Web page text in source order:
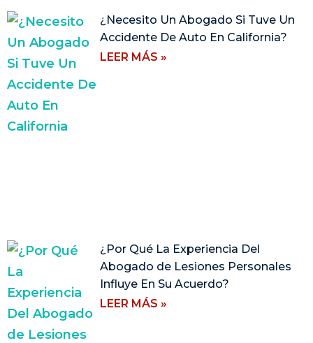
¿Necesito Un Abogado Si Tuve Un
Accidente De Auto En California?
LEER MÁS »
¿Por Qué La Experiencia Del
Abogado de Lesiones Personales
Influye En Su Acuerdo?
LEER MÁS »